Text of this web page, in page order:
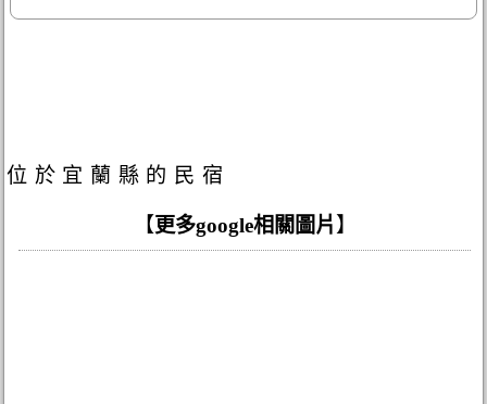
位於宜蘭縣的民宿
【更多google相關圖片 】